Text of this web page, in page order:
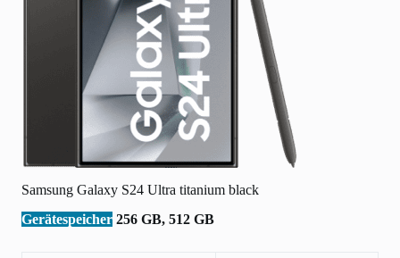
Samsung Galaxy S24 Ultra titanium black
Gerätespeicher 256 GB, 512 GB